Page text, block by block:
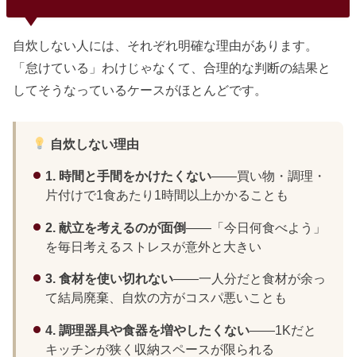
自炊しない人には、それぞれ明確な理由があります。
「怠けている」わけじゃなくて、合理的な判断の結果と
してそうなっているケースがほとんどです。
自炊しない理由
1. 時間と手間をかけたくない——買い物・調理・
片付けで1食あたり1時間以上かかることも
2. 献立を考えるのが面倒——「今日何食べよう」
を毎日考えるストレスが意外と大きい
3. 食材を使い切れない——一人分だと食材が余っ
て結局廃棄、自炊の方がコスパ悪いことも
4. 調理器具や食器を増やしたくない——1Kだと
キッチンが狭く収納スペースが限られる